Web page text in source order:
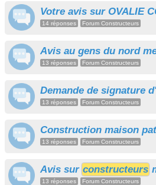
Votre avis sur OVALIE
14 réponses Forum Constructeurs
Avis au gens du nord
13 réponses Forum Constructeurs
Demande de signature
13 réponses Forum Constructeurs
Construction maison
13 réponses Forum Constructeurs
Avis sur constructeurs
13 réponses Forum Constructeurs